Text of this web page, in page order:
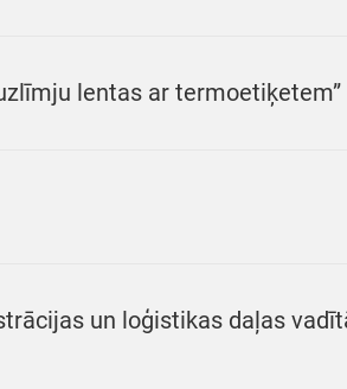
lentas ar termoetiķetem”
un loģistikas daļas